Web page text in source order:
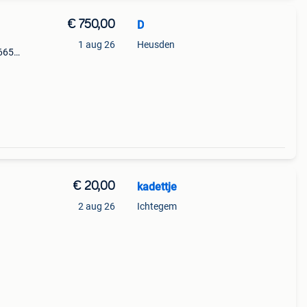
€ 750,00
1 aug 26
D
Heusden
€ 20,00
2 aug 26
kadettje
Ichtegem